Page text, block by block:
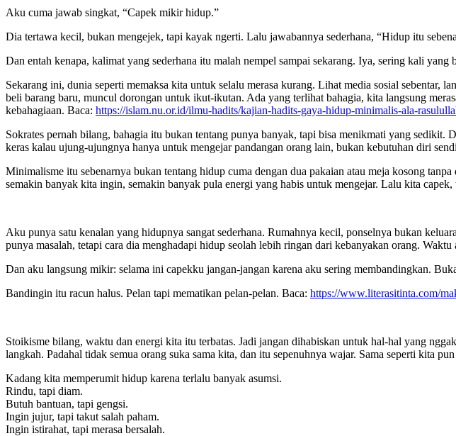
Aku cuma jawab singkat, “Capek mikir hidup.”
Dia tertawa kecil, bukan mengejek, tapi kayak ngerti. Lalu jawabannya sederhana, “Hidup itu
Dan entah kenapa, kalimat yang sederhana itu malah nempel sampai sekarang. Iya, sering kali
Sekarang ini, dunia seperti memaksa kita untuk selalu merasa kurang. Lihat media sosial
beli barang baru, muncul dorongan untuk ikut-ikutan. Ada yang terlihat bahagia, kita langsung
kebahagiaan. Baca: https://islam.nu.or.id/ilmu-hadits/kajian-hadits-gaya-hidup-minimalis-ala-
Sokrates pernah bilang, bahagia itu bukan tentang punya banyak, tapi bisa menikmati yang sedikit.
keras kalau ujung-ujungnya hanya untuk mengejar pandangan orang lain, bukan kebutuhan diri
Minimalisme itu sebenarnya bukan tentang hidup cuma dengan dua pakaian atau meja kosong
semakin banyak kita ingin, semakin banyak pula energi yang habis untuk mengejar. Lalu kita
Aku punya satu kenalan yang hidupnya sangat sederhana. Rumahnya kecil, ponselnya bukan
punya masalah, tetapi cara dia menghadapi hidup seolah lebih ringan dari kebanyakan orang.
Dan aku langsung mikir: selama ini capekku jangan-jangan karena aku sering membandingkan.
Bandingin itu racun halus. Pelan tapi mematikan pelan-pelan. Baca: https://www.literasitinta.com/
Stoikisme bilang, waktu dan energi kita itu terbatas. Jadi jangan dihabiskan untuk hal-hal yang
langkah. Padahal tidak semua orang suka sama kita, dan itu sepenuhnya wajar. Sama seperti kita
Kadang kita memperumit hidup karena terlalu banyak asumsi.
Rindu, tapi diam.
Butuh bantuan, tapi gengsi.
Ingin jujur, tapi takut salah paham.
Ingin istirahat, tapi merasa bersalah.